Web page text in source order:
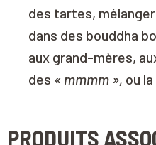
des tartes,
dans des bouddha
aux grand-mères,
des « mmmm », ou
PRODUITS